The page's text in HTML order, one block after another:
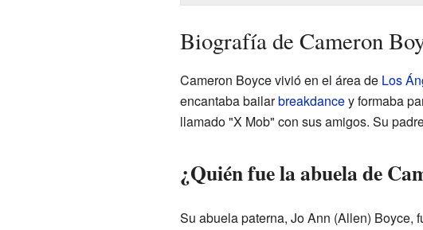
Biografía de Cameron
Cameron Boyce vivió en el área de Los
encantaba bailarbreakdancey formaba
llamado "X Mob" con sus amigos. Su
¿Quién fue la abuela de
Su abuela paterna, Jo Ann (Allen) Boyce,